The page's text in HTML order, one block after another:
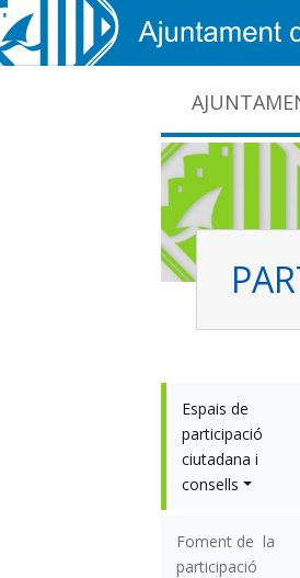
Vés al contingut
Espais de
participació
ciutadana i
consells
Foment de  la
participació